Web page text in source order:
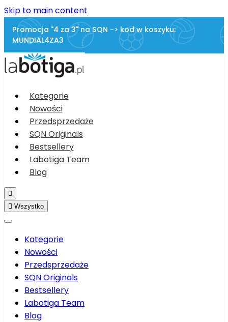
Skip to main content
Promocja "4 za 3" na SQN -> kod w koszyku:
MUNDIAL4ZA3
Kategorie
Nowości
Przedsprzedaże
SQN Originals
Bestsellery
Labotiga Team
Blog

 Wszystko
Kategorie
Nowości
Przedsprzedaże
SQN Originals
Bestsellery
Labotiga Team
Blog